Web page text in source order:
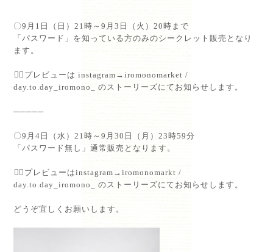
〇9月1日（日）21時～9月3日（火）20時まで⁡
「パスワード」を知っている方のみのシークレット販売となり
ます。⁡
⁡💁‍♀️プレビューは instagram→iromonomarket /
day.to.day_iromono_ のストーリーズにてお知らせします。⁡
─────⁡
〇9月4日（水）21時～9月30日（月）23時59分⁡
「パスワード無し」通常販売となります。⁡
⁡💁‍♀️プレビューはinstagram→iromonomarkt /
day.to.day_iromono_ のストーリーズにてお知らせします。⁡
どうぞ宜しくお願いします。